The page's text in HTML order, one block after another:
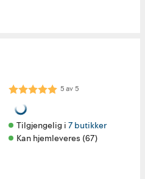
Karakter: 5.0 av 5 mulige
5av5
Tilgjengelig i 7 butikker
Kan hjemleveres (67)